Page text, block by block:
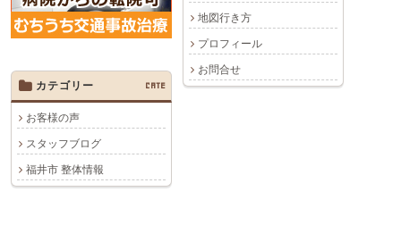
地図行き方
プロフィール
お問合せ
カテゴリー
CATE
お客様の声
スタッフブログ
福井市 整体情報